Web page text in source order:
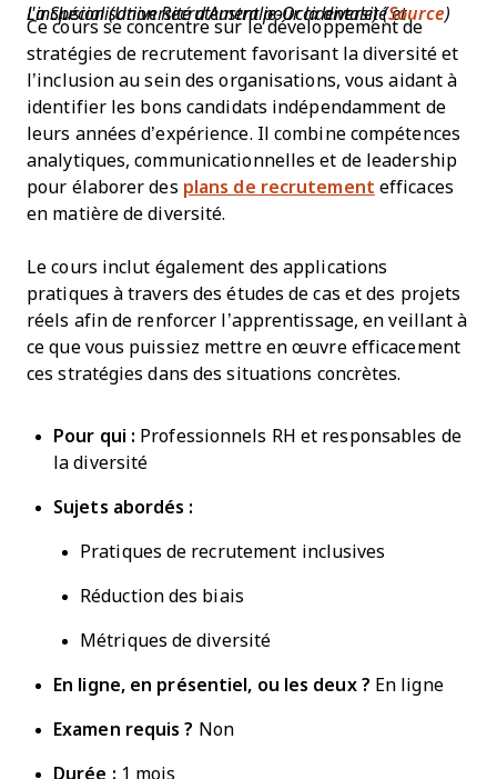
La Spécialisation Recrutement pour la diversité et l'inclusion (Université d'Australie-Occidentale) (Source)
Ce cours se concentre sur le développement de
stratégies de recrutement favorisant la diversité et
l’inclusion au sein des organisations, vous aidant à
identifier les bons candidats indépendamment de
leurs années d’expérience. Il combine compétences
analytiques, communicationnelles et de leadership
pour élaborer des plans de recrutement efficaces
en matière de diversité.
Le cours inclut également des applications
pratiques à travers des études de cas et des projets
réels afin de renforcer l’apprentissage, en veillant à
ce que vous puissiez mettre en œuvre efficacement
ces stratégies dans des situations concrètes.
Pour qui : Professionnels RH et responsables de
la diversité
Sujets abordés :
Pratiques de recrutement inclusives
Réduction des biais
Métriques de diversité
En ligne, en présentiel, ou les deux ? En ligne
Examen requis ? Non
Durée : 1 mois